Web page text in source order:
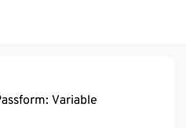
Variable